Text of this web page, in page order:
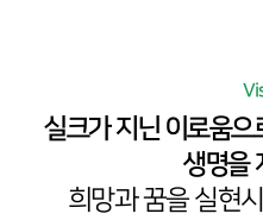
실크가 지닌 이로움으
생명을
희망과 꿈을 실현